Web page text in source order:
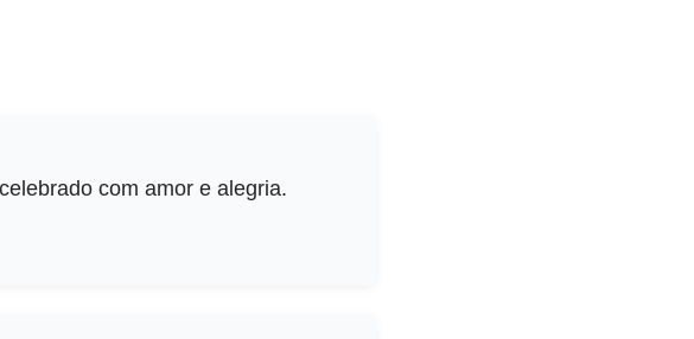
com amor e alegria.